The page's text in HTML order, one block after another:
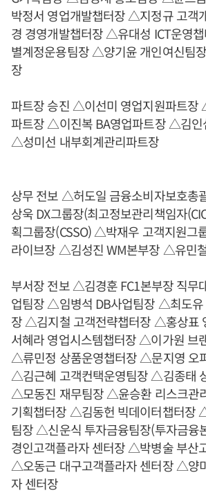
박정서 영업개발챕터장 △지정규 고객
경 경영개발챕터장 △유대성 ICT운영
별계정운용팀장 △양기윤 개인여신팀
장
파트장 승진 △이선미 영업지원파트장
파트장 △이진복 BA영업파트장 △김인
△성미선 내부회계관리파트장
상무 전보 △허도일 금융소비자보호총
상욱 DX그룹장(최고정보관리책임자
획그룹장(CSSO) △박재우 고객지원그
라이브장 △김성진 WM본부장 △유민
부서장 전보 △김경훈 FC1본부장 직무
업팀장 △임병석 DB사업팀장 △최도유
장 △김지철 고객전략챕터장 △홍상표
서혜라 영업시스템챕터장 △이가원 브
△류민정 상품운영챕터장 △문지영 오
△김근혜 고객컨택운영팀장 △김종태
△모동진 재무팀장 △윤승환 리스크관
기획챕터장 △김동헌 빅데이터챕터장
팀장 △신운식 투자금융팀장(투자금융
경인고객플라자 센터장 △박병술 부산
△오동근 대구고객플라자 센터장 △양
자 센터장